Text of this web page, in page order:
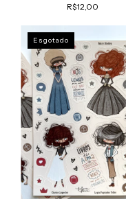
R$12,00
Esgotado